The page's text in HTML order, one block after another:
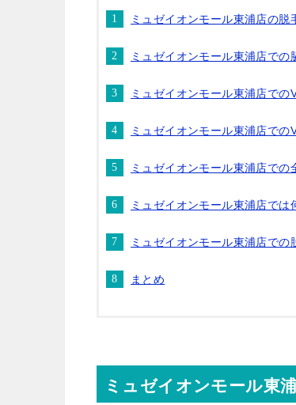
ミュゼイオンモール東浦店の脱
ミュゼイオンモール東浦店での
ミュゼイオンモール東浦店での
ミュゼイオンモール東浦店での
ミュゼイオンモール東浦店での
ミュゼイオンモール東浦店では
ミュゼイオンモール東浦店で
まとめ
ミュゼイオンモール東